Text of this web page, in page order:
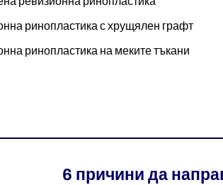
ринопластика с хрущялен графт
ринопластика на меките тъкани
6 причини да